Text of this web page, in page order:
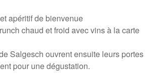
apéritif de bienvenue
chaud et froid avec vins à la carte
Salgesch ouvrent ensuite leurs portes
pour une dégustation.